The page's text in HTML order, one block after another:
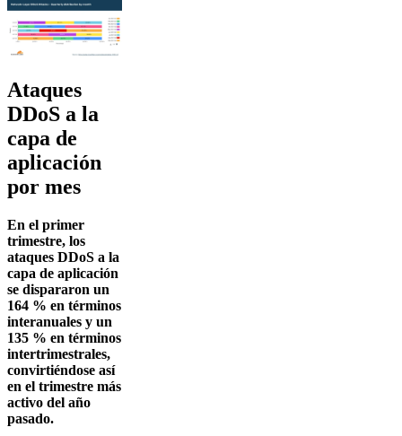
Ataques
DDoS a la
capa de
aplicación
por mes
En el primer
trimestre, los
ataques DDoS a la
capa de aplicación
se dispararon un
164 % en términos
interanuales y un
135 % en términos
intertrimestrales,
convirtiéndose así
en el trimestre más
activo del año
pasado.